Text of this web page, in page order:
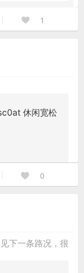
1
休闲宽松
0
下一条路况，很